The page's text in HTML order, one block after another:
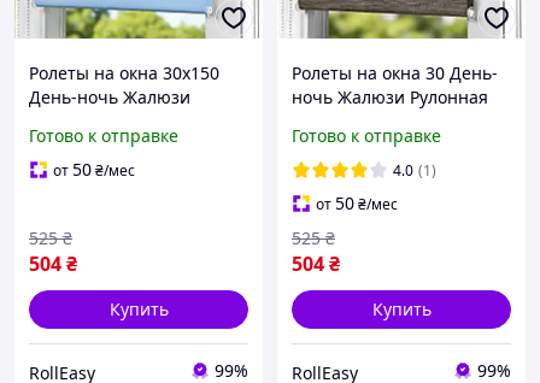
Ролеты на окна 30х150
День-ночь Жалюзи
фиксацией под наклон
Рулонные шторы Ролета
Готово к отправке
от50₴/мес
504₴
525 ₴
Купить
RollEasy 99%
Ролеты на окна 30 День-
ночь Жалюзи Рулонная
наклон Рулонные шторы
Ролета тканевая D-3004
Коричневый графит
Готово к отправке
4.0 (1)
от50₴/мес
504₴
525 ₴
Купить
RollEasy 99%